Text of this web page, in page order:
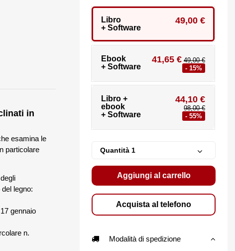
in
esamina le
particolare
legno:
gennaio
n.
Libro
+ Software
49,00 €
Ebook
+ Software
41,65 € 49,00 €
- 15%
Libro +
ebook
+ Software
44,10 €
98,00 €
- 55%
Quantità
Aggiungi al carrello
Solai e tetti
49,00 €
Acquista al telefono
Modalità di spedizione